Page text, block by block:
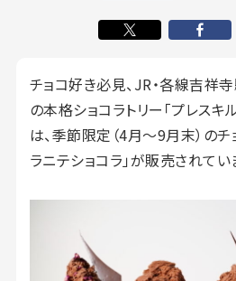
チョコ好き必見、JR・各線吉祥
の本格ショコラトリー「プレスキ
は、季節限定（4月～9月末）のチ
ラニテショコラ」が販売されてい